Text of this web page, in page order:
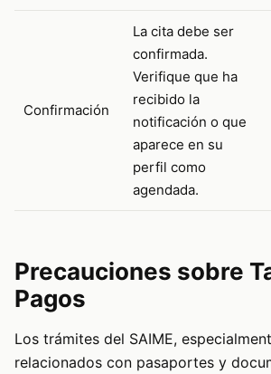
Confirmación
La cita debe ser
confirmada.
Verifique que ha
recibido la
notificación o que
aparece en su
perfil como
agendada.
Precauciones sobre
Pagos
Los trámites del SAIME,
relacionados con pasaportes y